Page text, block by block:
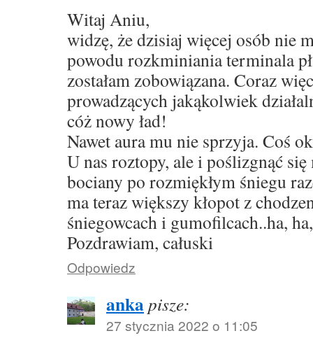
Witaj Aniu,
widzę, że dzisiaj więcej osób nie
powodu rozkminiania terminala
zostałam zobowiązana. Coraz
prowadzących jakąkolwiek
cóż nowy ład!
Nawet aura mu nie sprzyja. Coś
U nas roztopy, ale i poślizgnąć
bociany po rozmiękłym śniegu
ma teraz większy kłopot z
śniegowcach i gumofilcach..ha,
Pozdrawiam, całuski
Odpowiedz
ankapisze:
27 stycznia 2022 o 11:05